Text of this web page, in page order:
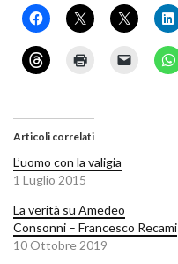
Articoli correlati
L’uomo con la valigia
1 Luglio 2015
La verità su Amedeo
Consonni – Francesco Recami
10 Ottobre 2019